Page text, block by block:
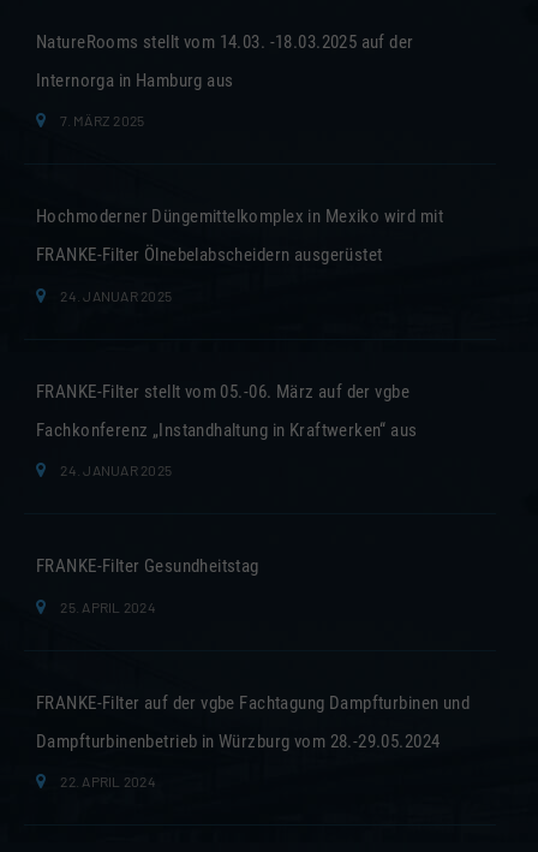
NatureRooms stellt vom 14.03. -18.03.2025 auf der
Internorga in Hamburg aus
7. MÄRZ 2025
Hochmoderner Düngemittelkomplex in Mexiko wird mit
FRANKE-Filter Ölnebelabscheidern ausgerüstet
24. JANUAR 2025
FRANKE-Filter stellt vom 05.-06. März auf der vgbe
Fachkonferenz „Instandhaltung in Kraftwerken“ aus
24. JANUAR 2025
FRANKE-Filter Gesundheitstag
25. APRIL 2024
FRANKE-Filter auf der vgbe Fachtagung Dampfturbinen und
Dampfturbinenbetrieb in Würzburg vom 28.-29.05.2024
22. APRIL 2024